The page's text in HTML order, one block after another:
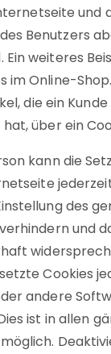
und
Benutzers
weiteres
im Online-
die ein
über ein
kann die
des
und
Cookies
andere
ist in allen